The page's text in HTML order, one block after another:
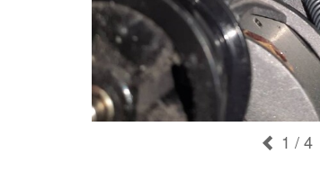
1 / 4